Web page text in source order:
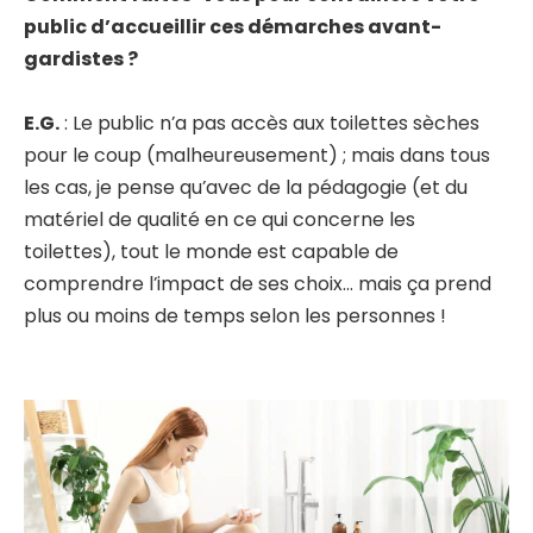
public d’accueillir ces démarches avant-
gardistes ?
E.G.: Le public n’a pas accès aux toilettes sèches
pour le coup (malheureusement) ; mais dans tous
les cas, je pense qu’avec de la pédagogie (et du
matériel de qualité en ce qui concerne les
toilettes), tout le monde est capable de
comprendre l’impact de ses choix… mais ça prend
plus ou moins de temps selon les personnes !